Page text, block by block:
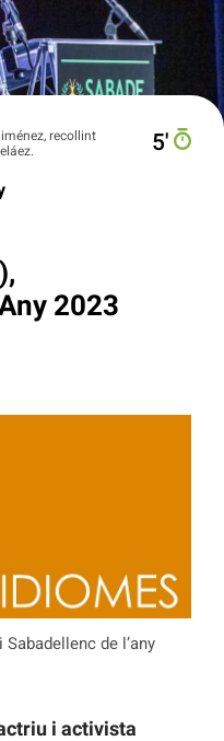
recollint
5′
2023
de l’any
i activista